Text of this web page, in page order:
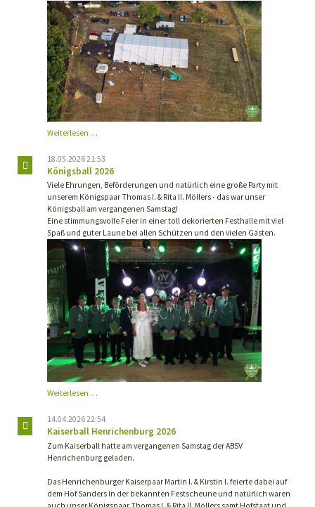
Weiterlesen …Schützenfest
2026
18.05.2026 21:53
Königsball 2026
Viele Ehrungen, Beförderungen und natürlich eine große Party mit
unserem Königspaar Thomas I. & Rita II. Möllers - das war unser
Königsball am vergangenen Samstag!
Eine stimmungsvolle Feier in einer toll dekorierten Festhalle mit viel
Spaß und guter Laune bei allen Schützen und den vielen Gästen.
Weiterlesen …Königsball
14.04.2026 22:54
Kaiserball Henrichenburg 2026
Zum Kaiserball hatte am vergangenen Samstag der ABSV
Henrichenburg geladen.
Das Henrichenburger Kaiserpaar Martin I. & Kirstin I. feierte dabei auf
dem Hof Sanders in der bekannten Festscheune und natürlich waren